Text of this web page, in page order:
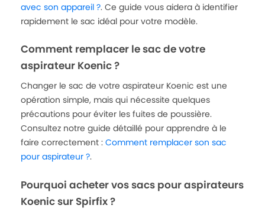
avec son appareil ?. Ce guide vous aidera à identifier
rapidement le sac idéal pour votre modèle.
Comment remplacer le sac de votre
aspirateur Koenic ?
Changer le sac de votre aspirateur Koenic est une
opération simple, mais qui nécessite quelques
précautions pour éviter les fuites de poussière.
Consultez notre guide détaillé pour apprendre à le
faire correctement : Comment remplacer son sac
pour aspirateur ?.
Pourquoi acheter vos sacs pour aspirateurs
Koenic sur Spirfix ?